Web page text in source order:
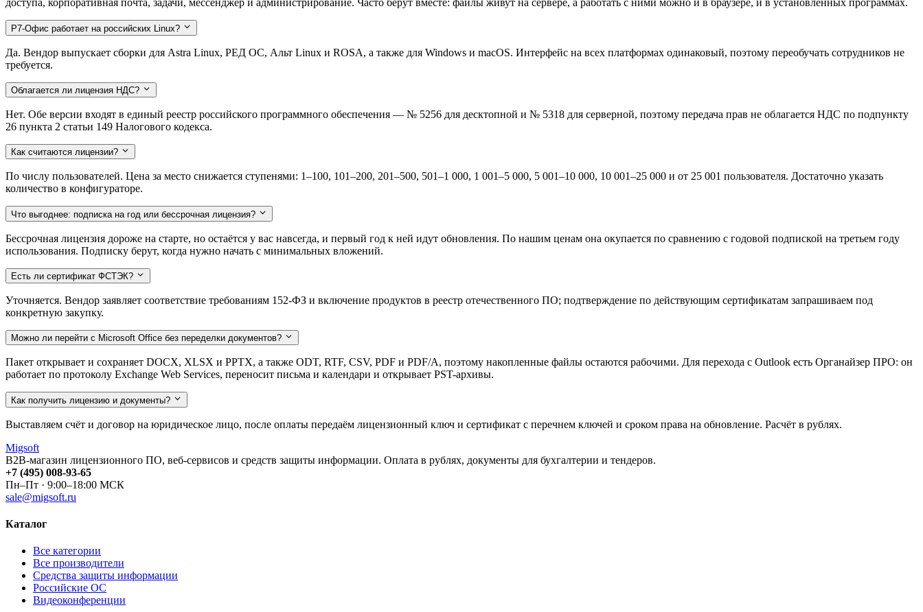
доступа, корпоративная почта, задачи, мессенджер и администрирование. Часто берут вместе: файлы живут на сервере, а работать с ними можно и в браузере, и в установленных программах.
Р7-Офис работает на российских Linux?
Да. Вендор выпускает сборки для Astra Linux, РЕД ОС, Альт Linux и ROSA, а также для Windows и macOS. Интерфейс на всех платформах одинаковый, поэтому переобучать сотрудников не
требуется.
Облагается ли лицензия НДС?
Нет. Обе версии входят в единый реестр российского программного обеспечения — № 5256 для десктопной и № 5318 для серверной, поэтому передача прав не облагается НДС по подпункту
26 пункта 2 статьи 149 Налогового кодекса.
Как считаются лицензии?
По числу пользователей. Цена за место снижается ступенями: 1–100, 101–200, 201–500, 501–1 000, 1 001–5 000, 5 001–10 000, 10 001–25 000 и от 25 001 пользователя. Достаточно указать
количество в конфигураторе.
Что выгоднее: подписка на год или бессрочная лицензия?
Бессрочная лицензия дороже на старте, но остаётся у вас навсегда, и первый год к ней идут обновления. По нашим ценам она окупается по сравнению с годовой подпиской на третьем году
использования. Подписку берут, когда нужно начать с минимальных вложений.
Есть ли сертификат ФСТЭК?
Уточняется. Вендор заявляет соответствие требованиям 152-ФЗ и включение продуктов в реестр отечественного ПО; подтверждение по действующим сертификатам запрашиваем под
конкретную закупку.
Можно ли перейти с Microsoft Office без переделки документов?
Пакет открывает и сохраняет DOCX, XLSX и PPTX, а также ODT, RTF, CSV, PDF и PDF/A, поэтому накопленные файлы остаются рабочими. Для перехода с Outlook есть Органайзер ПРО: он
работает по протоколу Exchange Web Services, переносит письма и календари и открывает PST-архивы.
Как получить лицензию и документы?
Выставляем счёт и договор на юридическое лицо, после оплаты передаём лицензионный ключ и сертификат с перечнем ключей и сроком права на обновление. Расчёт в рублях.
Migsoft
B2B-магазин лицензионного ПО, веб-сервисов и средств защиты информации. Оплата в рублях, документы для бухгалтерии и тендеров.
+7 (495) 008-93-65
Пн–Пт · 9:00–18:00 МСК
sale@migsoft.ru
Каталог
Все категории
Все производители
Средства защиты информации
Российские ОС
Видеоконференции